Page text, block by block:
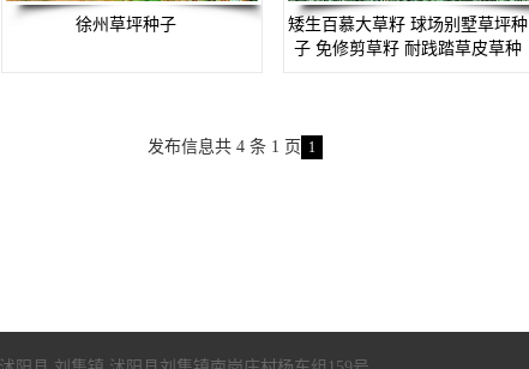
徐州草坪种子
矮生百慕大草籽 球场别墅草坪种
子 免修剪草籽 耐践踏草皮草种
发布信息共 4 条 1 页 1